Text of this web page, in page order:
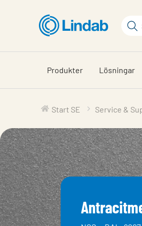
huvudinnehållet
på
Produkter Lösningar
Start SE Service &